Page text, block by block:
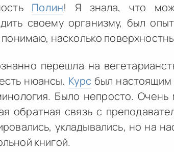
Полин! Я знала, что
своему организму, был
понимаю, насколько
перешла на
нюансы. Курс был настоящим
Было непросто.
обратная связь с
укладывались, но на
книгой.